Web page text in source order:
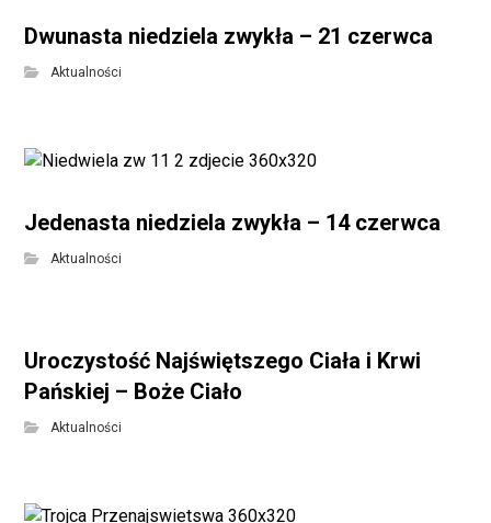
Dwunasta niedziela zwykła – 21 czerwca
Aktualności
Jedenasta niedziela zwykła – 14 czerwca
Aktualności
Uroczystość Najświętszego Ciała i Krwi
Pańskiej – Boże Ciało
Aktualności